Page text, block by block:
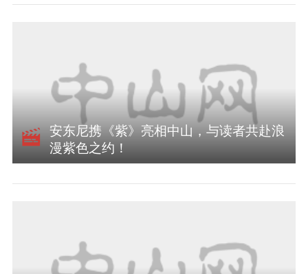
安东尼携《紫》亮相中山，与读者共赴浪
漫紫色之约！